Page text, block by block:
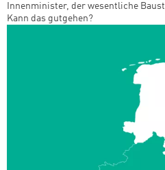
Innenminister, der wesentliche
Kann das gutgehen?